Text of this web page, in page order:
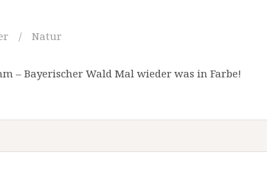
Natur
– Bayerischer Wald Mal wieder was in Farbe!